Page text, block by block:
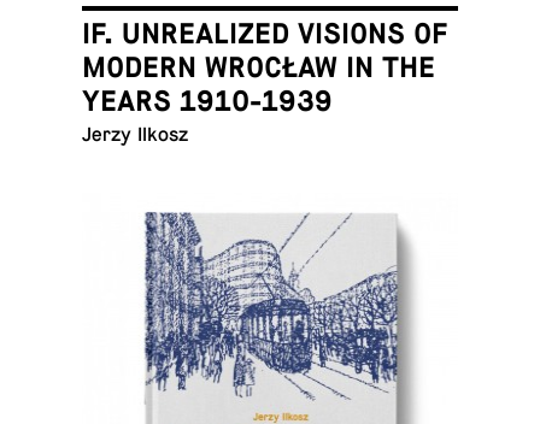
IF. UNREALIZED VISIONS OF
MODERN WROCŁAW IN THE
YEARS 1910-1939
Jerzy Ilkosz